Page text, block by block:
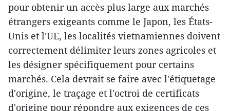
pour obtenir un accès plus large aux marchés
étrangers exigeants comme le Japon, les États-
Unis et l'UE, les localités vietnamiennes doivent
correctement délimiter leurs zones agricoles et
les désigner spécifiquement pour certains
marchés. Cela devrait se faire avec l'étiquetage
d'origine, le traçage et l'octroi de certificats
d'origine pour répondre aux exigences de ces